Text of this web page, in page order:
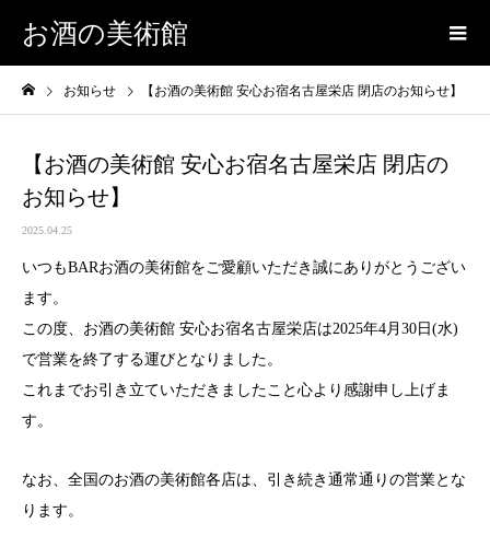
お酒の美術館
お知らせ 【お酒の美術館 安心お宿名古屋栄店 閉店のお知らせ】
【お酒の美術館 安心お宿名古屋栄店 閉店の
お知らせ】
2025.04.25
いつもBARお酒の美術館をご愛顧いただき誠にありがとうござい
ます。
この度、お酒の美術館 安心お宿名古屋栄店は2025年4月30日(水)
で営業を終了する運びとなりました。
これまでお引き立ていただきましたこと心より感謝申し上げま
す。
なお、全国のお酒の美術館各店は、引き続き通常通りの営業とな
ります。